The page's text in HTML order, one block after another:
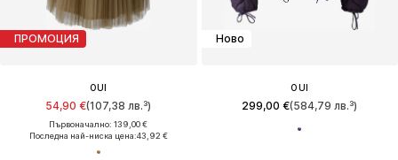
ПРОМОЦИЯ
OUI
54,90 €(107,38 лв.³)
Първоначално: 139,00 €
Последна най-ниска цена:43,92 €
Ново
OUI
299,00 €(584,79 лв.³)